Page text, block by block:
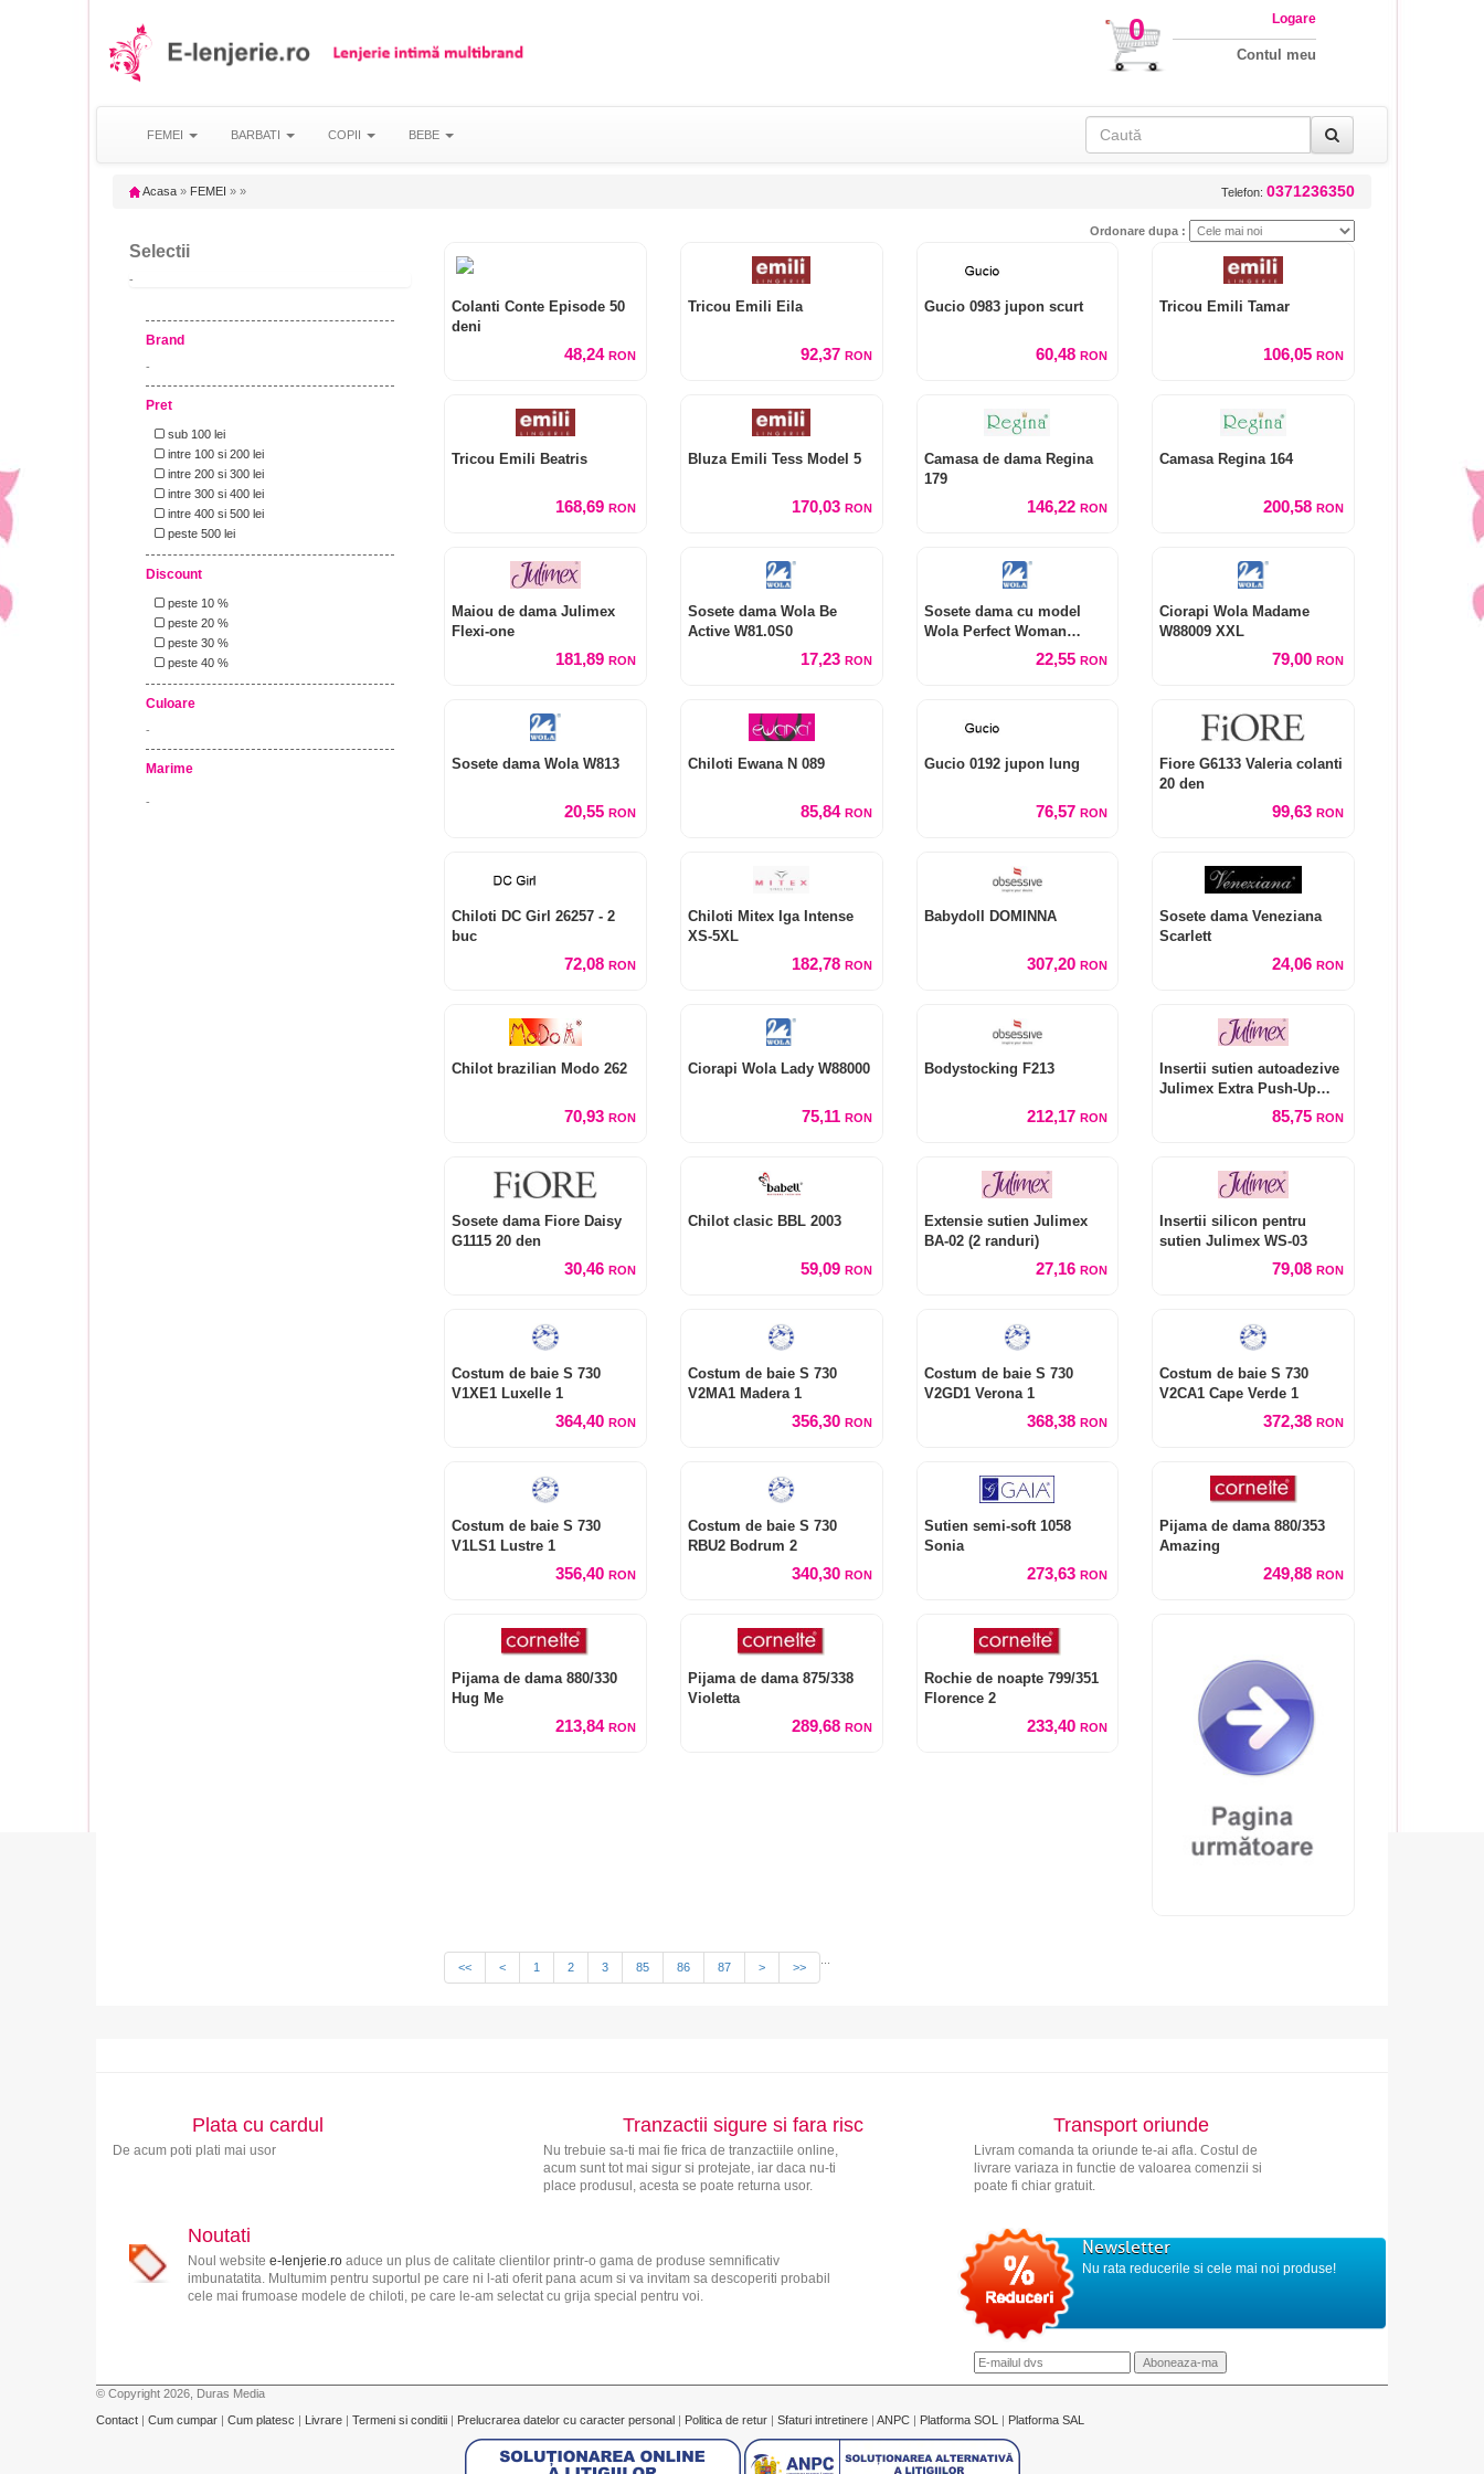
0 Logare
Contul meu
FEMEI BARBATI COPII BEBE
Acasa » FEMEI » » Telefon: 0371236350
Selectii
-
Brand
-
Pret
sub 100 lei
intre 100 si 200 lei
intre 200 si 300 lei
intre 300 si 400 lei
intre 400 si 500 lei
peste 500 lei
Discount
peste 10 %
peste 20 %
peste 30 %
peste 40 %
Culoare
-
Marime
-
Ordonare dupa :
Colanti Conte Episode 50
deni
48,24 RON
Tricou Emili Eila
92,37 RON
Gucio 0983 jupon scurt
60,48RON
Tricou Emili Tamar
106,05 RON
Tricou Emili Beatris
168,69 RON
Bluza Emili Tess Model 5
170,03 RON
Camasa de dama Regina
179
146,22RON
Camasa Regina 164
200,58 RON
Maiou de dama Julimex
Flexi-one
181,89 RON
Sosete dama Wola Be
Active W81.0S0
17,23 RON
Sosete dama cu model
Wola Perfect Woman
22,55RON
Ciorapi Wola Madame
W88009 XXL
79,00 RON
Sosete dama Wola W813
20,55 RON
Chiloti Ewana N 089
85,84 RON
Gucio 0192 jupon lung
76,57RON
Fiore G6133 Valeria colanti
20 den
99,63 RON
Chiloti DC Girl 26257 - 2
buc
72,08 RON
Chiloti Mitex Iga Intense
XS-5XL
182,78 RON
Babydoll DOMINNA
307,20RON
Sosete dama Veneziana
Scarlett
24,06 RON
Chilot brazilian Modo 262
70,93 RON
Ciorapi Wola Lady W88000
75,11 RON
Bodystocking F213
212,17RON
Insertii sutien autoadezive
Julimex Extra Push-Up
85,75 RON
Sosete dama Fiore Daisy
G1115 20 den
30,46 RON
Chilot clasic BBL 2003
59,09 RON
Extensie sutien Julimex
BA-02 (2 randuri)
27,16RON
Insertii silicon pentru
sutien Julimex WS-03
79,08 RON
Costum de baie S 730
V1XE1 Luxelle 1
364,40 RON
Costum de baie S 730
V2MA1 Madera 1
356,30 RON
Costum de baie S 730
V2GD1 Verona 1
368,38RON
Costum de baie S 730
V2CA1 Cape Verde 1
372,38 RON
Costum de baie S 730
V1LS1 Lustre 1
356,40 RON
Costum de baie S 730
RBU2 Bodrum 2
340,30 RON
Sutien semi-soft 1058
Sonia
273,63RON
Pijama de dama 880/353
Amazing
249,88 RON
Pijama de dama 880/330
Hug Me
213,84 RON
Pijama de dama 875/338
Violetta
289,68 RON
Rochie de noapte 799/351
Florence 2
233,40RON
<< < 1 2 3 85 86 87 > >>
Plata cu cardul
De acum poti plati mai usor
Tranzactii sigure si fara risc
Nu trebuie sa-ti mai fie frica de tranzactiile online,
acum sunt tot mai sigur si protejate, iar daca nu-ti
place produsul, acesta se poate returna usor.
Transport oriunde
Livram comanda ta oriunde te-ai afla. Costul de
livrare variaza in functie de valoarea comenzii si
poate fi chiar gratuit.
Noutati
Noul website e-lenjerie.roaduce un plus de calitate clientilor printr-o gama de produse semnificativ
imbunatatita. Multumim pentru suportul pe care ni l-ati oferit pana acum si va invitam sa descoperiti probabil
cele mai frumoase modele de chiloti, pe care le-am selectat cu grija special pentru voi.
Newsletter
Nu rata reducerile si cele mai noi produse!
© Copyright 2026, Duras Media
Contact
Cum cumpar Cum platesc Livrare Termeni si conditii Prelucrarea datelor cu caracter personal Politica de retur Sfaturi intretinere ANPC Platforma SOL Platforma SAL